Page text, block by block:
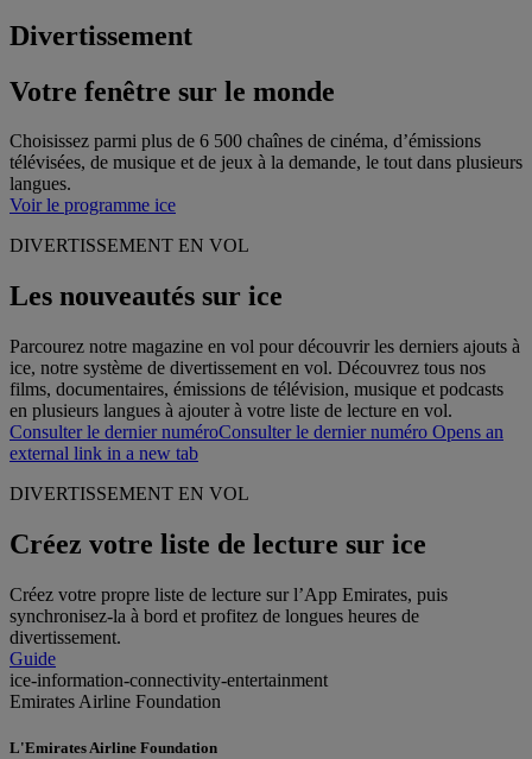
Divertissement
Votre fenêtre sur le monde
Choisissez parmi plus de 6 500 chaînes de cinéma, d’émissions
télévisées, de musique et de jeux à la demande, le tout dans plusieurs
langues.
Voir le programme ice
DIVERTISSEMENT EN VOL
Les nouveautés sur ice
Parcourez notre magazine en vol pour découvrir les derniers ajouts à
ice, notre système de divertissement en vol. Découvrez tous nos
films, documentaires, émissions de télévision, musique et podcasts
en plusieurs langues à ajouter à votre liste de lecture en vol.
Consulter le dernier numéroConsulter le dernier numéro Opens an
external link in a new tab
DIVERTISSEMENT EN VOL
Créez votre liste de lecture sur ice
Créez votre propre liste de lecture sur l’App Emirates, puis
synchronisez-la à bord et profitez de longues heures de
divertissement.
Guide
ice-information-connectivity-entertainment
Emirates Airline Foundation
L'Emirates Airline Foundation